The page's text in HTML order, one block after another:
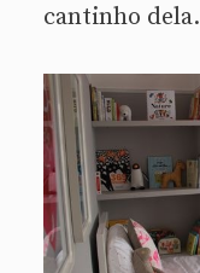
cantinho dela.